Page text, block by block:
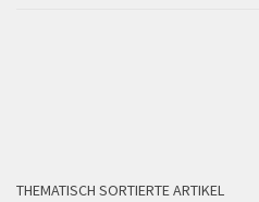
THEMATISCH SORTIERTE ARTIKEL